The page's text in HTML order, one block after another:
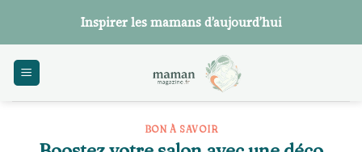
content
Inspirer les mamans d’aujourd’hui
BON À SAVOIR